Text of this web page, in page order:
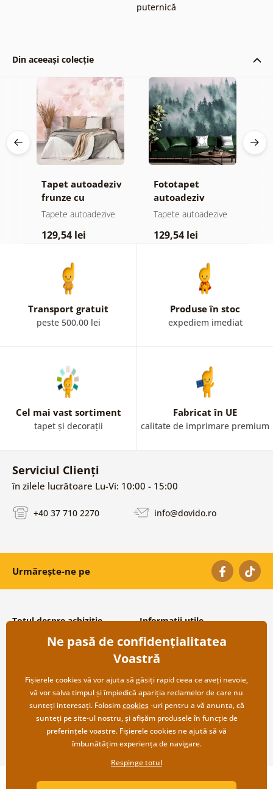
puternică
Din aceeași colecție
Tapet autoadeziv
frunze cu
atingere
Tapete autoadezive
129,54 lei
Fototapet
autoadeziv
pădure în ceață
Tapete autoadezive
129,54 lei
Transport gratuit
peste 500,00 lei
Produse în stoc
expediem imediat
Cel mai vast sortiment
tapet și decorații
Fabricat în UE
calitate de imprimare premium
Serviciul Clienți
în zilele lucrătoare Lu-Vi: 10:00 - 15:00
+40 37 710 2270 info@dovido.ro
Urmărește-ne pe
Totul despre achiziție
Condiții și termeni generali
Protecția datelor personale
Transport și modalități de plată
Returnare
Informații utile
Despre noi
Întrebări frecvente
Contacte
Cooperare angro
Copyright ©2019 © Dovido.ro.
Ne pasă de confidențialitatea
Voastră
Fișierele cookies vă vor ajuta să găsiți rapid ceea ce aveți nevoie,
vă vor salva timpul și împiedică apariția reclamelor de care nu
sunteți interesați. Folosimcookies-uri pentru a vă anunța, că
sunteți pe site-ul nostru, și afișăm produsele în funcție de
preferințele voastre. Fișierele cookies ne ajută să vă
îmbunătățim experiența de navigare.
Respinge totul